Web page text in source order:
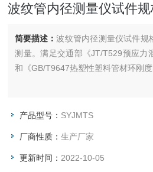
波纹管内径测量仪试件
简要描述：波纹管内径测量仪试件规
测量。满足交通部《JT/T529预应力
和《GB/T9647热塑性塑料管材环刚度
产品型号： SYJMTS
厂商性质：生产厂家
更新时间： 2022-10-05